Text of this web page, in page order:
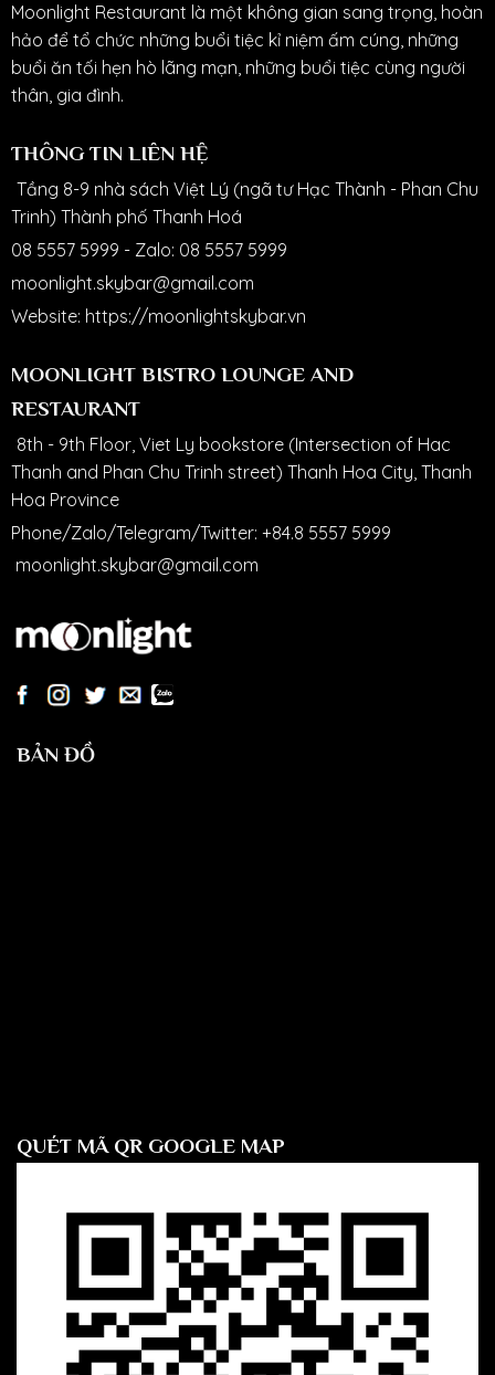
Moonlight Restaurant là một không gian sang trọng, hoàn
hảo để tổ chức những buổi tiệc kỉ niệm ấm cúng, những
buổi ăn tối hẹn hò lãng mạn, những buổi tiệc cùng người
thân, gia đình.
THÔNG TIN LIÊN HỆ
Tầng 8-9 nhà sách Việt Lý (ngã tư Hạc Thành - Phan Chu
Trinh) Thành phố Thanh Hoá
08 5557 5999 - Zalo: 08 5557 5999
moonlight.skybar@gmail.com
Website: https://moonlightskybar.vn
MOONLIGHT BISTRO LOUNGE AND
RESTAURANT
8th - 9th Floor, Viet Ly bookstore (Intersection of Hac
Thanh and Phan Chu Trinh street) Thanh Hoa City, Thanh
Hoa Province
Phone/Zalo/Telegram/Twitter: +84.8 5557 5999
moonlight.skybar@gmail.com
BẢN ĐỒ
QUÉT MÃ QR GOOGLE MAP